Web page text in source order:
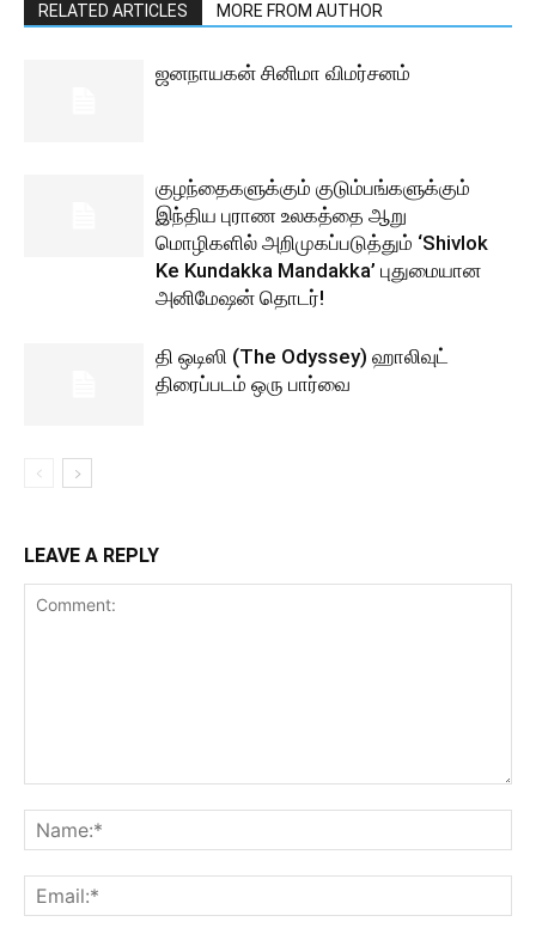
RELATED ARTICLES MORE FROM AUTHOR
ஜனநாயகன் சினிமா விமர்சனம்
குழந்தைகளுக்கும் குடும்பங்களுக்கும்
இந்திய புராண உலகத்தை ஆறு
மொழிகளில் அறிமுகப்படுத்தும் ‘Shivlok
Ke Kundakka Mandakka’ புதுமையான
அனிமேஷன் தொடர்!
தி ஒடிஸி (The Odyssey) ஹாலிவுட்
திரைப்படம் ஒரு பார்வை
LEAVE A REPLY